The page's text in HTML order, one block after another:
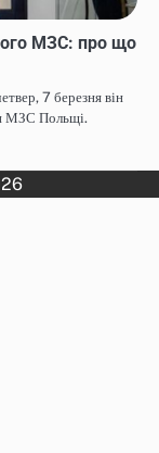
МЗС: про що
7 березня він
МЗС Польщі.